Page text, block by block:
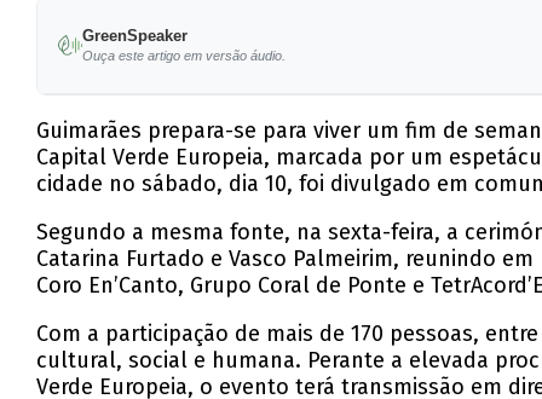
GreenSpeaker
Ouça este artigo em versão áudio.
Guimarães prepara-se para viver um fim de
Capital Verde Europeia, marcada por um
cidade no sábado, dia 10, foi divulgado em
Segundo a mesma fonte, na sexta-feira, a
Catarina Furtado e Vasco Palmeirim, reunindo
Coro En’Canto, Grupo Coral de Ponte e
Com a participação de mais de 170 pessoas,
cultural, social e humana. Perante a elevada
Verde Europeia, o evento terá transmissão em